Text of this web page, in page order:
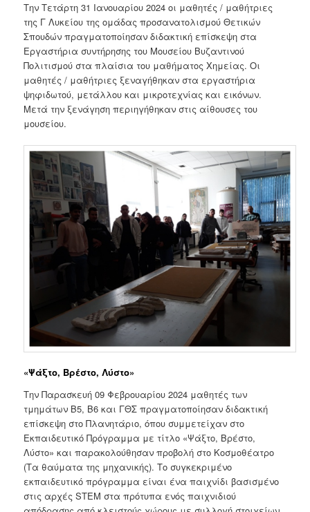
Την Τετάρτη 31 Ιανουαρίου 2024 οι μαθητές / μαθήτριες
της Γ Λυκείου της ομάδας προσανατολισμού Θετικών
Σπουδών πραγματοποίησαν διδακτική επίσκεψη στα
Εργαστήρια συντήρησης του Μουσείου Βυζαντινού
Πολιτισμού στα πλαίσια του μαθήματος Χημείας. Οι
μαθητές / μαθήτριες ξεναγήθηκαν στα εργαστήρια
ψηφιδωτού, μετάλλου και μικροτεχνίας και εικόνων.
Μετά την ξενάγηση περιηγήθηκαν στις αίθουσες του
μουσείου.
«Ψάξτο, Βρέστο, Λύστο»
Την Παρασκευή 09 Φεβρουαρίου 2024 μαθητές των
τμημάτων Β5, Β6 και ΓΘΣ πραγματοποίησαν διδακτική
επίσκεψη στο Πλανητάριο, όπου συμμετείχαν στο
Εκπαιδευτικό Πρόγραμμα με τίτλο «Ψάξτο, Βρέστο,
Λύστο» και παρακολούθησαν προβολή στο Κοσμοθέατρο
(Τα θαύματα της μηχανικής). Το συγκεκριμένο
εκπαιδευτικό πρόγραμμα είναι ένα παιχνίδι βασισμένο
στις αρχές STEM στα πρότυπα ενός παιχνιδιού